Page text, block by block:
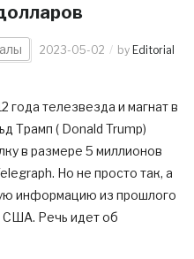
2023-05-02 by Editorial
года телезвезда и магнат в
Трамп ( Donald Trump)
в размере 5 миллионов
Но не просто так, а
информацию из прошлого
США. Речь идет об